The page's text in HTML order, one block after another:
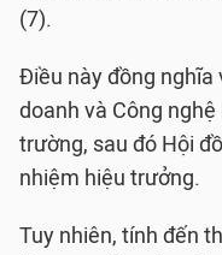
(7).
Điều này đồng nghĩa
doanh và Công
trường, sau đó Hội
nhiệm hiệu trưởng.
Tuy nhiên, tính đến